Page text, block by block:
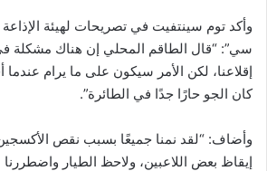
وأكد توم سينتفيت في تصريحات لهيئة الإذاعة
سي”: “قال الطاقم المحلي إن هناك مشكلة
إقلاعنا، لكن الأمر سيكون على ما يرام عندما
كان الجو حارًا جدًا في الطائرة”.
وأضاف: “لقد نمنا جميعًا بسبب نقص
إيقاظ بعض اللاعبين، ولاحظ الطيار